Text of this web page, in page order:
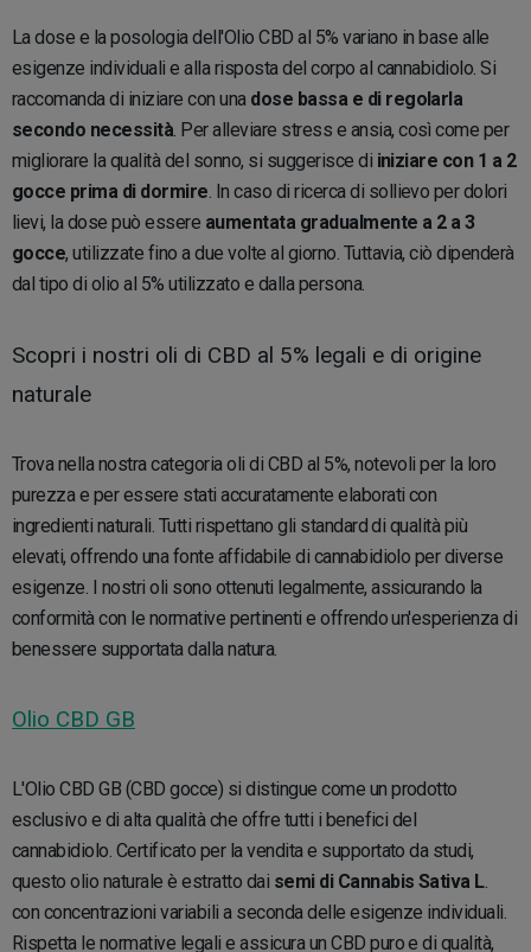
La dose e la posologia dell'Olio CBD al 5% variano in base alle
esigenze individuali e alla risposta del corpo al cannabidiolo. Si
raccomanda di iniziare con una dose bassa e di regolarla
secondo necessità . Per alleviare stress e ansia, così come per
migliorare la qualità del sonno, si suggerisce di iniziare con 1 a 2
gocce prima di dormire . In caso di ricerca di sollievo per dolori
lievi, la dose può essere aumentata gradualmente a 2 a 3
gocce, utilizzate fino a due volte al giorno. Tuttavia, ciò dipenderà
dal tipo di olio al 5% utilizzato e dalla persona.
Scopri i nostri oli di CBD al 5% legali e di origine
naturale
Trova nella nostra categoria oli di CBD al 5%, notevoli per la loro
purezza e per essere stati accuratamente elaborati con
ingredienti naturali. Tutti rispettano gli standard di qualità più
elevati, offrendo una fonte affidabile di cannabidiolo per diverse
esigenze. I nostri oli sono ottenuti legalmente, assicurando la
conformità con le normative pertinenti e offrendo un'esperienza di
benessere supportata dalla natura.
Olio CBD GB
L'Olio CBD GB (CBD gocce) si distingue come un prodotto
esclusivo e di alta qualità che offre tutti i benefici del
cannabidiolo. Certificato per la vendita e supportato da studi,
questo olio naturale è estratto dai semi di Cannabis Sativa L.
con concentrazioni variabili a seconda delle esigenze individuali.
Rispetta le normative legali e assicura un CBD puro e di qualità,